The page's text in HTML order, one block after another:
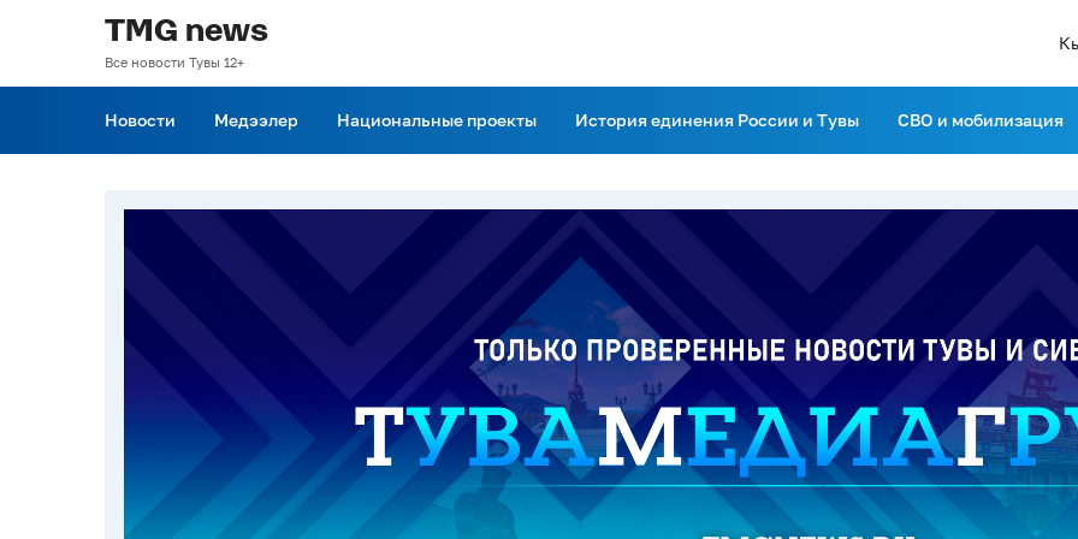
TMG news
Все новости Тувы 12+
Новости Медээлер Национальные проекты История единения России и Тувы СВО и мобилизация